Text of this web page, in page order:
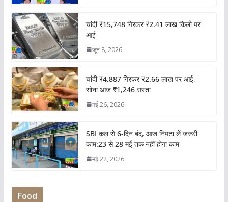
चांदी ₹15,748 गिरकर ₹2.41 लाख किलो पर
आई
जून 8, 2026
चांदी ₹4,887 गिरकर ₹2.66 लाख पर आई,
सोना आज ₹1,246 सस्ता
मई 26, 2026
SBI कल से 6-दिन बंद, आज निपटा लें जरूरी
काम:23 से 28 मई तक नहीं होगा काम
मई 22, 2026
Food